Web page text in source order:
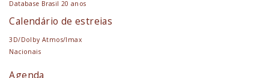
Database Brasil 20 anos
Calendário de estreias
3D/Dolby Atmos/Imax
Nacionais
Agenda